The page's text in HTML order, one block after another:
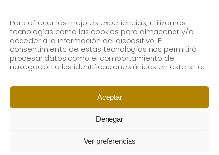
Para ofrecer las mejores experiencias, utilizamos
tecnologías como las cookies para almacenar y/o
acceder a la información del dispositivo. El
consentimiento de estas tecnologías nos permitirá
procesar datos como el comportamiento de
navegación o las identificaciones únicas en este sitio.
Aceptar
Denegar
Ver preferencias
Subscribe to our newsletter to receive our news by
email.